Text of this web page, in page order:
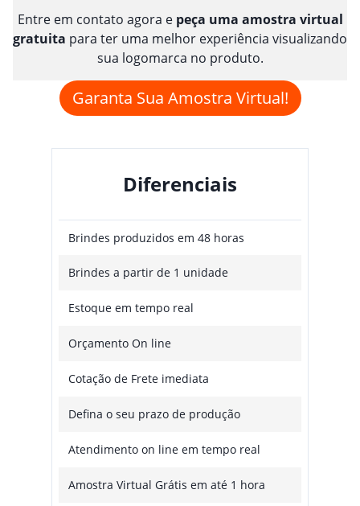
Entre em contato agora e peça uma amostra virtual
gratuita para ter uma melhor experiência visualizando
sua logomarca no produto.
Garanta Sua Amostra Virtual!
Diferenciais
Brindes produzidos em 48 horas
Brindes a partir de 1 unidade
Estoque em tempo real
Orçamento On line
Cotação de Frete imediata
Defina o seu prazo de produção
Atendimento on line em tempo real
Amostra Virtual Grátis em até 1 hora